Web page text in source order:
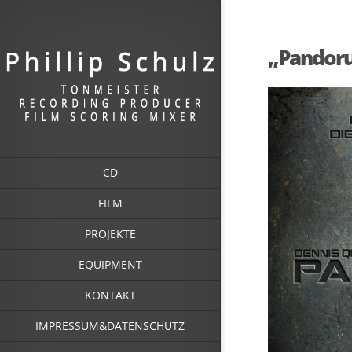
CD
FILM
PROJEKTE
EQUIPMENT
KONTAKT
IMPRESSUM&DATENSCHUTZ